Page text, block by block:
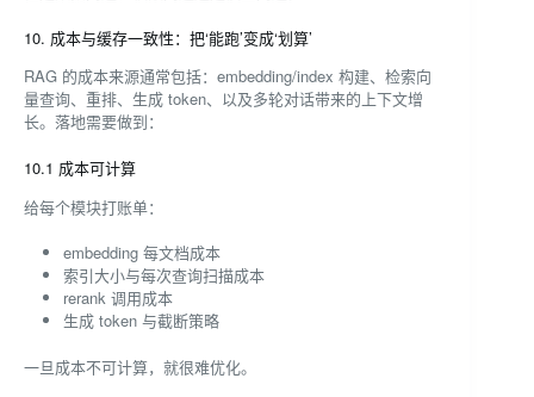
10. 成本与缓存一致性：把‘能跑’变成‘划算’
RAG 的成本来源通常包括：embedding/index 构建、检索向
量查询、重排、生成 token、以及多轮对话带来的上下文增
长。落地需要做到：
10.1 成本可计算
给每个模块打账单：
embedding 每文档成本
索引大小与每次查询扫描成本
rerank 调用成本
生成 token 与截断策略
一旦成本不可计算，就很难优化。